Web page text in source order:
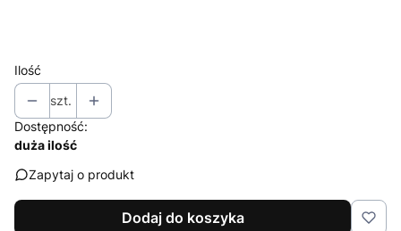
Ilość
szt.
Dostępność:
duża ilość
Zapytaj o produkt
Dodaj do koszyka